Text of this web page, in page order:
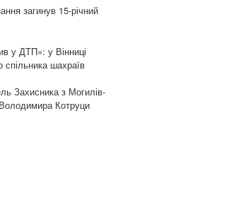
загинув 15-річний
у ДТП»: у Вінниці
спільника шахраїв
Захисника з Могилів-
Котруци